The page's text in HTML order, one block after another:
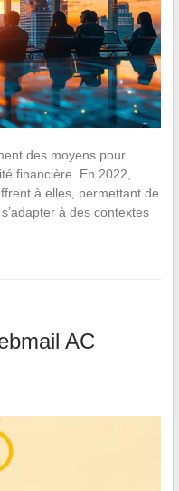
des moyens pour
financière. En 2022,
à elles, permettant de
à des contextes
AC